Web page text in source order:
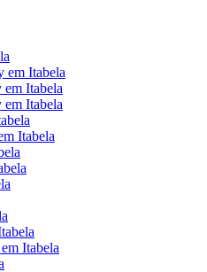
em Itabela
em Itabela
em Itabela
Itabela
em Itabela